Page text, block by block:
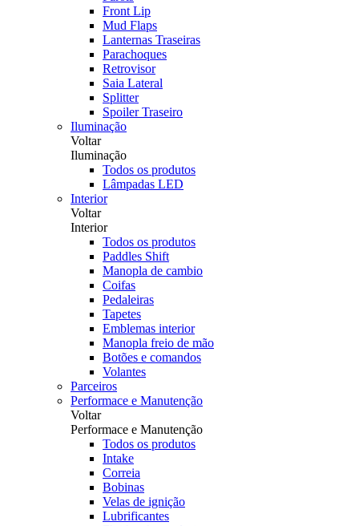
Front Lip
Mud Flaps
Lanternas Traseiras
Parachoques
Retrovisor
Saia Lateral
Splitter
Spoiler Traseiro
Iluminação
Voltar
Iluminação
Todos os produtos
Lâmpadas LED
Interior
Voltar
Interior
Todos os produtos
Paddles Shift
Manopla de cambio
Coifas
Pedaleiras
Tapetes
Emblemas interior
Manopla freio de mão
Botões e comandos
Volantes
Parceiros
Performace e Manutenção
Voltar
Performace e Manutenção
Todos os produtos
Intake
Correia
Bobinas
Velas de ignição
Lubrificantes